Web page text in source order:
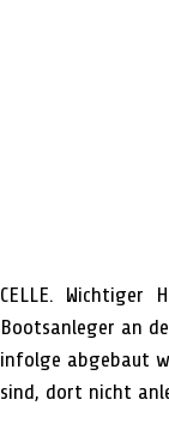
CELLE.
Bootsanleger an
infolge abgebaut
sind, dort nicht